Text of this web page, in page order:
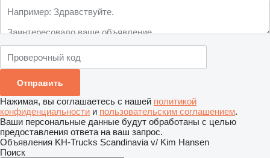
Нажимая, вы соглашаетесь с нашей политикой
конфиденциальности и пользовательским соглашением.
Ваши персональные данные будут обработаны с целью
предоставления ответа на ваш запрос.
Объявления KH-Trucks Scandinavia v/ Kim Hansen
Поиск